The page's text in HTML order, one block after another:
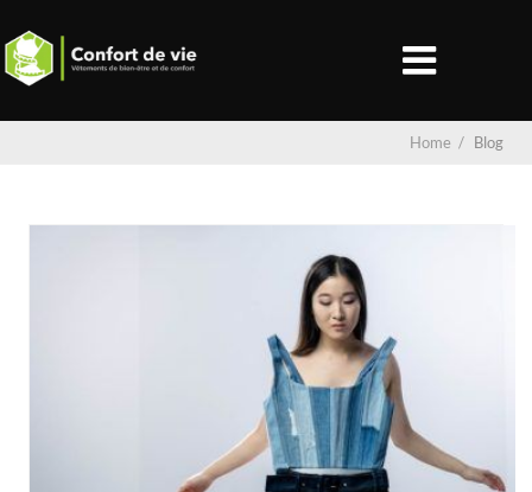
Home / Blog